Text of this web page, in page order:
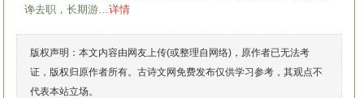
谗去职，长期游…详情
版权声明：本文内容由网友上传(或整理自网络)，原作者已无法考
证，版权归原作者所有。古诗文网免费发布仅供学习参考，其观点不
代表本站立场。